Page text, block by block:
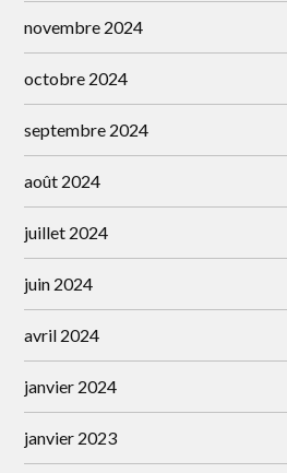
novembre 2024
octobre 2024
septembre 2024
août 2024
juillet 2024
juin 2024
avril 2024
janvier 2024
janvier 2023